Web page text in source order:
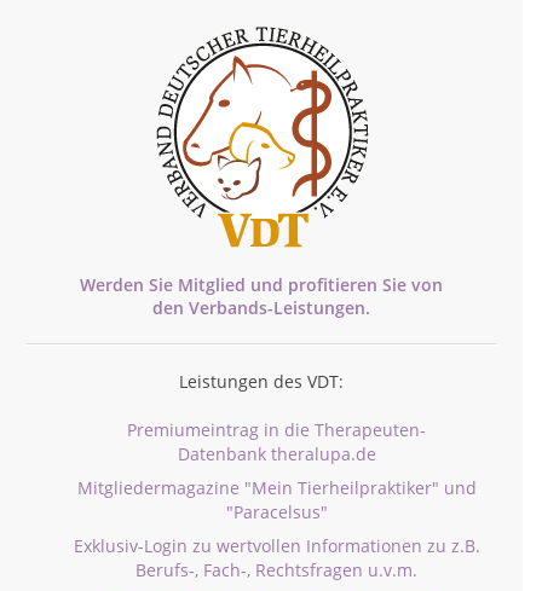
Werden Sie Mitglied und profitieren Sie von
den Verbands-Leistungen.
Leistungen des VDT:
Premiumeintrag in die Therapeuten-
Datenbank theralupa.de
Mitgliedermagazine "Mein Tierheilpraktiker" und
"Paracelsus"
Exklusiv-Login zu wertvollen Informationen zu z.B.
Berufs-, Fach-, Rechtsfragen u.v.m.